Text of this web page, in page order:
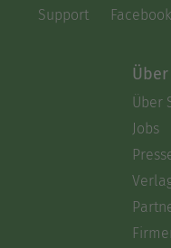
Support Facebook
Über
Jobs